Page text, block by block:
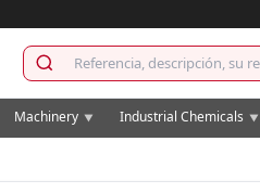
Machinery ▼ Industrial Chemicals ▼